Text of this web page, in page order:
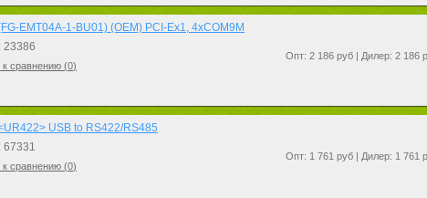
EMT04A-1-BU01) (OEM) PCI-Ex1, 4xCOM9M
23386
к сравнению (0)
Опт: 2 186 руб | Дилер: 2 186
USB to RS422/RS485
67331
к сравнению (0)
Опт: 1 761 руб | Дилер: 1 761